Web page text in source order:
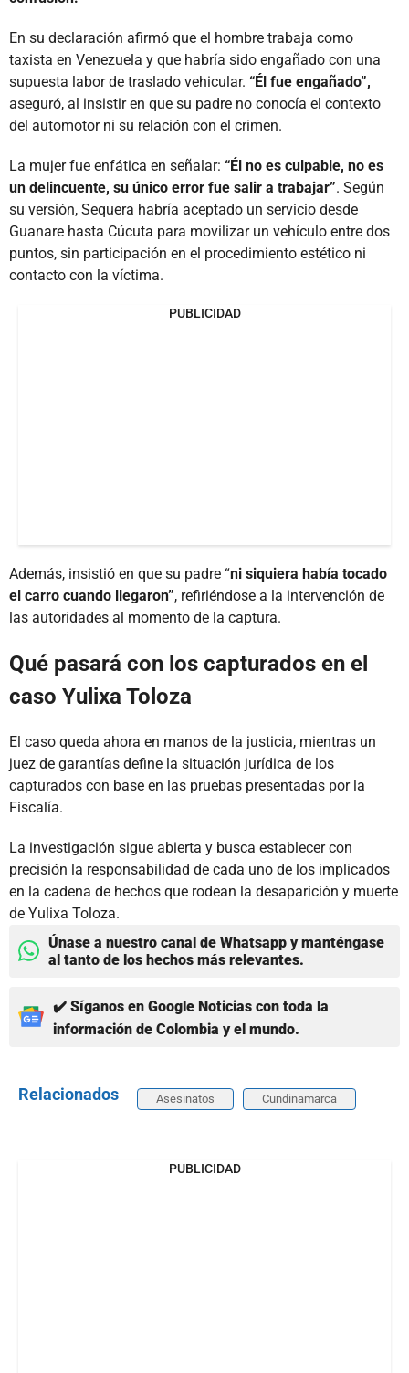
En su declaración afirmó que el hombre trabaja como
taxista en Venezuela y que habría sido engañado con una
supuesta labor de traslado vehicular. “Él fue engañado”,
aseguró, al insistir en que su padre no conocía el contexto
del automotor ni su relación con el crimen.
La mujer fue enfática en señalar: “Él no es culpable, no es
un delincuente, su único error fue salir a trabajar”. Según
su versión, Sequera habría aceptado un servicio desde
Guanare hasta Cúcuta para movilizar un vehículo entre dos
puntos, sin participación en el procedimiento estético ni
contacto con la víctima.
PUBLICIDAD
Además, insistió en que su padre “ni siquiera había tocado
el carro cuando llegaron”, refiriéndose a la intervención de
las autoridades al momento de la captura.
Qué pasará con los capturados en el
caso Yulixa Toloza
El caso queda ahora en manos de la justicia, mientras un
juez de garantías define la situación jurídica de los
capturados con base en las pruebas presentadas por la
Fiscalía.
La investigación sigue abierta y busca establecer con
precisión la responsabilidad de cada uno de los implicados
en la cadena de hechos que rodean la desaparición y muerte
de Yulixa Toloza.
Únase a nuestro canal de Whatsapp y manténgase
al tanto de los hechos más relevantes.
✔️ Síganos en Google Noticias con toda la
información de Colombia y el mundo.
Relacionados Asesinatos Cundinamarca
PUBLICIDAD